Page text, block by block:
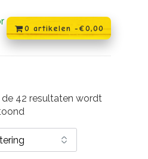
0 artikelen -€0,00
de 42 resultaten wordt